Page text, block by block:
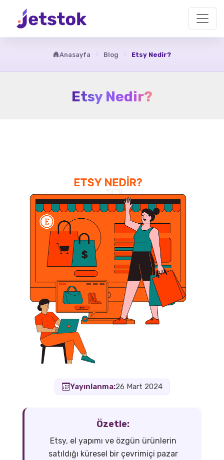
Anasayfa Blog Etsy Nedir?
Etsy Nedir?
Yayınlanma:26 Mart 2024
Özetle:
Etsy, el yapımı ve özgün ürünlerin
satıldığı küresel bir çevrimiçi pazar